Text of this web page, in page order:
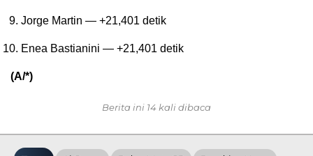
Jorge Martin — +21,401 detik
Enea Bastianini — +21,401 detik
(A/*)
Berita ini 14 kali dibaca